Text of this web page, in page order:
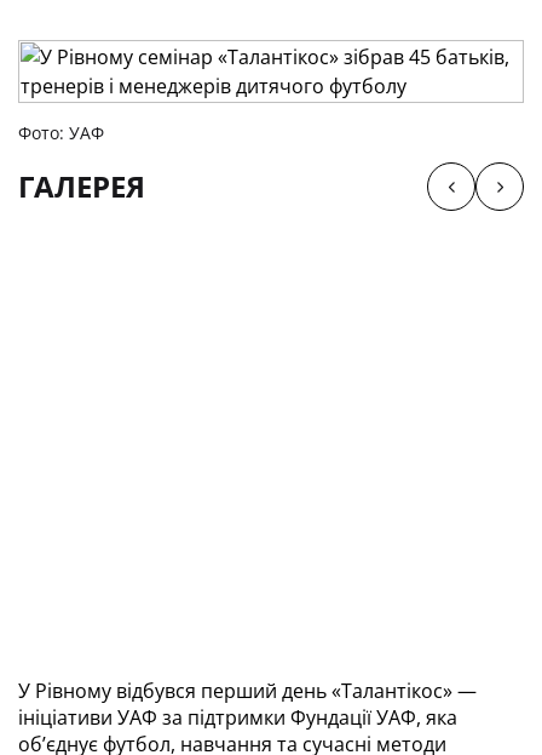
Фото: УАФ
ГАЛЕРЕЯ
У Рівному відбувся перший день «Талантікос» —
ініціативи УАФ за підтримки Фундації УАФ, яка
об’єднує футбол, навчання та сучасні методи